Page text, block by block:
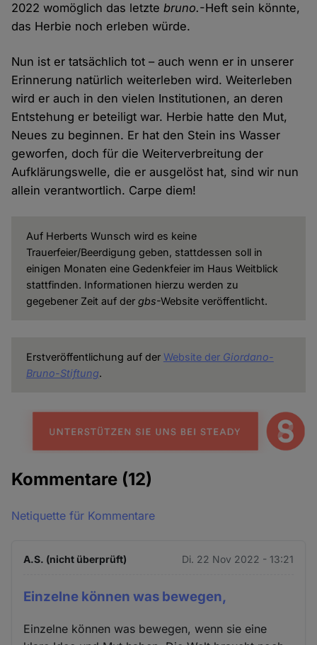
2022 womöglich das letztebruno.-Heft sein könnte,
das Herbie noch erleben würde.
Nun ist er tatsächlich tot – auch wenn er in unserer
Erinnerung natürlich weiterleben wird. Weiterleben
wird er auch in den vielen Institutionen, an deren
Entstehung er beteiligt war. Herbie hatte den Mut,
Neues zu beginnen. Er hat den Stein ins Wasser
geworfen, doch für die Weiterverbreitung der
Aufklärungswelle, die er ausgelöst hat, sind wir nun
allein verantwortlich. Carpe diem!
Auf Herberts Wunsch wird es keine
Trauerfeier/Beerdigung geben, stattdessen soll in
einigen Monaten eine Gedenkfeier im Haus Weitblick
stattfinden. Informationen hierzu werden zu
gegebener Zeit auf der gbs-Website veröffentlicht.
Erstveröffentlichung auf der Website der Giordano-
Bruno-Stiftung.
Kommentare (12)
Netiquette für Kommentare
A.S. (nicht überprüft) Di. 22 Nov 2022 - 13:21
Einzelne können was bewegen,
Einzelne können was bewegen, wenn sie eine